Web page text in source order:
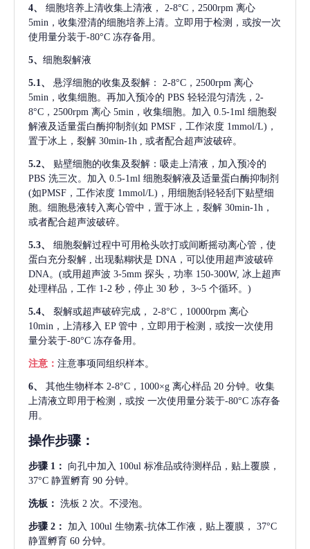
4、 细胞培养上清收集上清液，
2-8°C，2500rpm 离心
5min，收集澄清的细胞培养上清。立即用于检测，或按一次
使用量分装于-80°C 冻存备用。
5、 细胞裂解液
5.1、 悬浮细胞的收集及裂解：
2-8°C，2500rpm 离心
5min，收集细胞。再加入预冷的 PBS 轻轻混匀清洗，2-
8°C，2500rpm 离心 5min，收集细胞。加入 0.5-1ml 细胞裂
解液及适量蛋白酶抑制剂(如 PMSF，工作浓度 1mmol/L)，
置于冰上，裂解 30min-1h , 或者配合超声波破碎。
5.2、
贴壁细胞的收集及裂解：吸走上清液，加入预冷的
PBS 洗三次。加入 0.5-1ml 细胞裂解液及适量蛋白酶抑制剂
(如PMSF，工作浓度 1mmol/L)，用细胞刮轻轻刮下贴壁细
胞。细胞悬液转入离心管中，置于冰上，裂解 30min-1h，
或者配合超声波破碎。
5.3、
细胞裂解过程中可用枪头吹打或间断摇动离心管，使
蛋白充分裂解
, 出现黏糊状是 DNA，可以使用超声波破碎
DNA。(或用超声波 3-5mm 探头，功率 150-300W, 冰上超声
处理样品，工作 1-2 秒，停止 30 秒， 3~5 个循环。)
5.4、 裂解或超声破碎完成，
2-8°C，10000rpm 离心
10min，上清移入 EP 管中，立即用于检测，或按一次使用
量分装于-80°C 冻存备用。
注意： 注意事项同组织样本。
6、 其他生物样本 2-8°C，1000×g 离心样品 20 分钟。收集
上清液立即用于检测，或按 一次使用量分装于-80°C 冻存备
用。
操作步骤：
步骤 1： 向孔中加入 100ul 标准品或待测样品，贴上覆膜，
37°C 静置孵育 90 分钟。
洗板： 洗板 2 次。不浸泡。
步骤 2： 加入 100ul 生物素-抗体工作液，贴上覆膜， 37°C
静置孵育 60 分钟。